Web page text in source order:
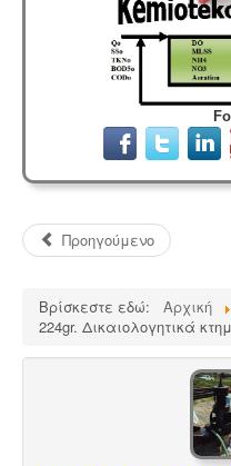
Προηγούμενο
Βρίσκεστε εδώ: Αρχική
224gr. Δικαιολογητικά